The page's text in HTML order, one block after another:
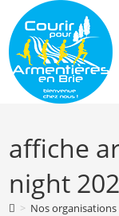
content
affiche
night
> Nos organisations